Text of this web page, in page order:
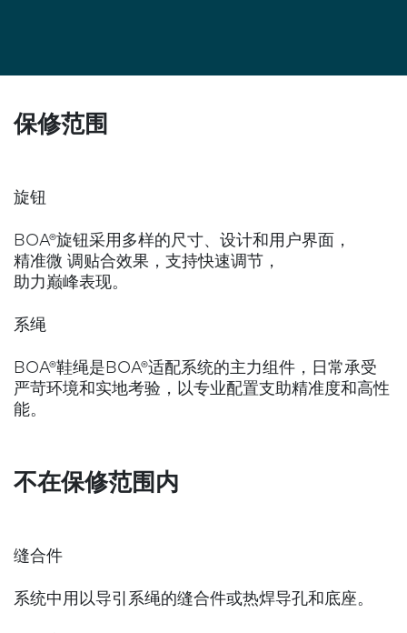
保修范围
旋钮
BOA®旋钮采用多样的尺寸、设计和用户界面，
精准微 调贴合效果，支持快速调节，
助力巅峰表现。
系绳
BOA®鞋绳是BOA®适配系统的主力组件，日常承受
严苛环境和实地考验，以专业配置支助精准度和高性
能。
不在保修范围内
缝合件
系统中用以导引系绳的缝合件或热焊导孔和底座。